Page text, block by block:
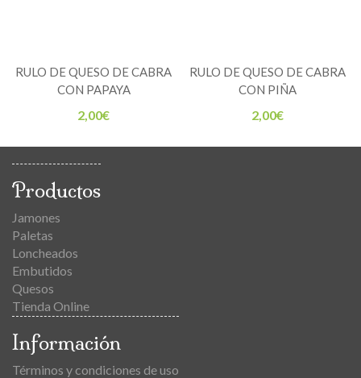
RULO DE QUESO DE CABRA
CON PAPAYA
2,00€
RULO DE QUESO DE CABRA
CON PIÑA
2,00€
Productos
Jamones
Paletas
Loncheados
Embutidos
Quesos
Tienda Online
Información
Términos y condiciones de uso